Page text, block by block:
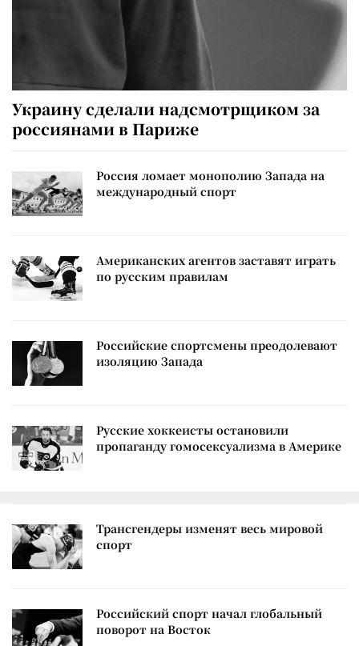
Украину сделали надсмотрщиком за
россиянами в Париже
Россия ломает монополию Запада на
международный спорт
Американских агентов заставят играть
по русским правилам
Российские спортсмены преодолевают
изоляцию Запада
Русские хоккеисты остановили
пропаганду гомосексуализма в Америке
Трансгендеры изменят весь мировой
спорт
Российский спорт начал глобальный
поворот на Восток